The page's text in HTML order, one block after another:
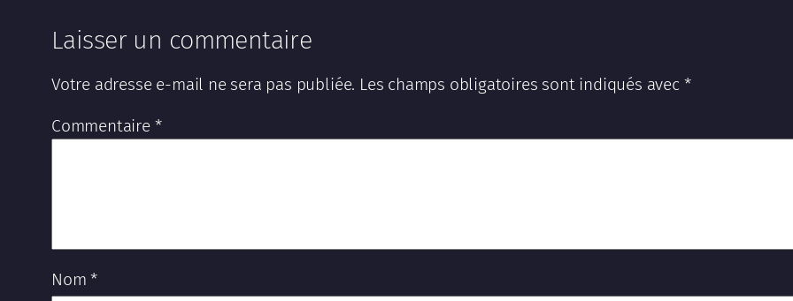
Laisser un commentaire
Votre adresse e-mail ne sera pas publiée. Les champs obligatoires sont indiqués avec *
Commentaire *
Nom*